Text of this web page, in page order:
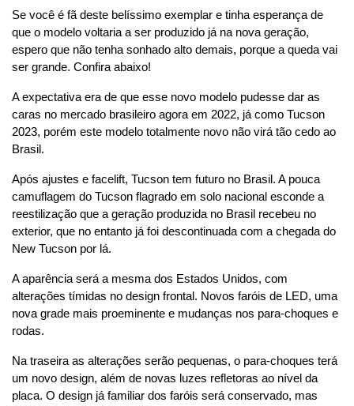
Se você é fã deste belíssimo exemplar e tinha esperança de
que o modelo voltaria a ser produzido já na nova geração,
espero que não tenha sonhado alto demais, porque a queda vai
ser grande. Confira abaixo!
A expectativa era de que esse novo modelo pudesse dar as
caras no mercado brasileiro agora em 2022, já como Tucson
2023, porém este modelo totalmente novo não virá tão cedo ao
Brasil.
Após ajustes e facelift, Tucson tem futuro no Brasil. A pouca
camuflagem do Tucson flagrado em solo nacional esconde a
reestilização que a geração produzida no Brasil recebeu no
exterior, que no entanto já foi descontinuada com a chegada do
New Tucson por lá.
A aparência será a mesma dos Estados Unidos, com
alterações tímidas no design frontal. Novos faróis de LED, uma
nova grade mais proeminente e mudanças nos para-choques e
rodas.
Na traseira as alterações serão pequenas, o para-choques terá
um novo design, além de novas luzes refletoras ao nível da
placa. O design já familiar dos faróis será conservado, mas